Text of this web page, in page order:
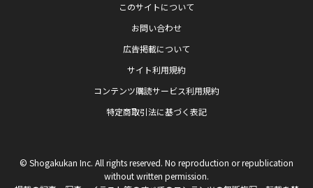
このサイトについて
お問い合わせ
広告掲載について
サイト利用規約
コンテンツ購読サービス利用規約
特定商取引法に基づく表記
© Shogakukan Inc. All rights reserved. No reproduction or republication
without written permission.